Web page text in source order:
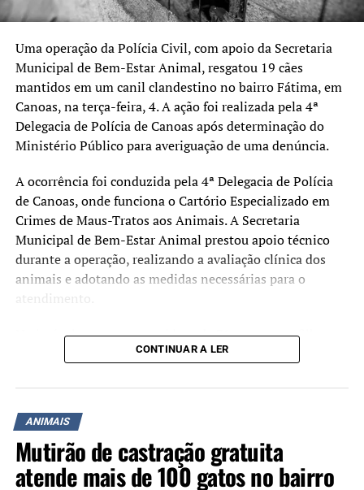
Uma operação da Polícia Civil, com apoio da Secretaria
Municipal de Bem-Estar Animal, resgatou 19 cães
mantidos em um canil clandestino no bairro Fátima, em
Canoas, na terça-feira, 4. A ação foi realizada pela 4ª
Delegacia de Polícia de Canoas após determinação do
Ministério Público para averiguação de uma denúncia.
A ocorrência foi conduzida pela 4ª Delegacia de Polícia
de Canoas, onde funciona o Cartório Especializado em
Crimes de Maus-Tratos aos Animais. A Secretaria
Municipal de Bem-Estar Animal prestou apoio técnico
durante a operação, realizando a avaliação clínica dos
animais e adotando as medidas necessárias para o
atendimento.
No imóvel moravam uma idosa de 71 anos e seu filho,
que se apresentou como responsável pelos cães. Durante
da raça Dachshund Arlequim (Linguicinha), um
Chihuahua, um Cocker Spaniel, dois Pastores e oito cães
mestiços de Chihuahua com Pequinês.
O homem foi preso em flagrante pelo crime de maus-
CONTINUAR A LER
ANIMAIS
Mutirão de castração gratuita
atende mais de 100 gatos no bairro